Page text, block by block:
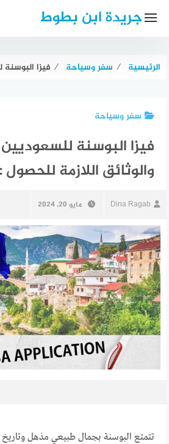
جريدة ابن بطوط
الرئيسية ⁄ سفر وسياحة ⁄ فيزا البوسنة
سفر وسياحة
فيزا البوسنة
والوثائق اللازمة
Dina Ragab مايو 20, 2024
تتمتع البوسنة بجمال طبيعي مذهل